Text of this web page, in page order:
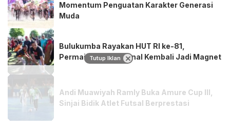
Momentum Penguatan Karakter Generasi
Muda
Bulukumba Rayakan HUT RI ke-81,
Permainan Tradisional Kembali Jadi Magnet
Andi Muawiyah Ramly Buka Amure Cup III,
Sinjai Bidik Atlet Futsal Berprestasi
Tutup Iklan